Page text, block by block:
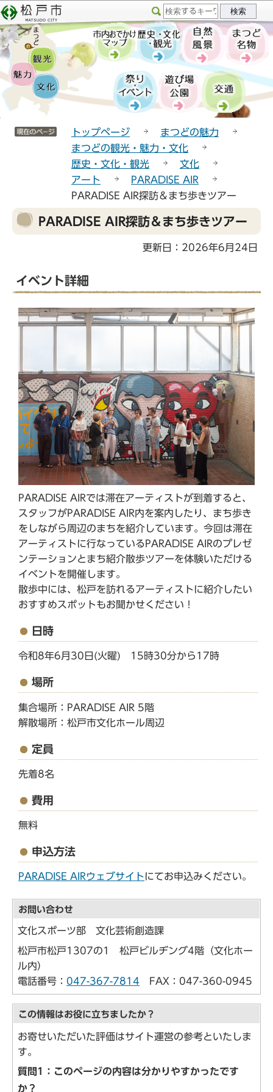
こ
の
ペ
ー
ジ
の
先
サ
イ
ト
メ
ニ
ュ
ー
このページの本文へ移動
サイトメニューここまで
トップページ
まつどの魅力
まつどの観光・魅力・文化
歴史・文化・観光
文化
アート
PARADISE AIR
PARADISE AIR探訪＆まち歩きツアー
本
文
ら
PARADISE AIR探訪＆まち歩きツアー
更新日：2026年6月24日
イベント詳細
PARADISE AIRでは滞在アーティストが到着すると、
スタッフがPARADISE AIR内を案内したり、まち歩き
をしながら周辺のまちを紹介しています。今回は滞在
アーティストに行なっているPARADISE AIRのプレゼ
ンテーションとまち紹介散歩ツアーを体験いただける
イベントを開催します。
散歩中には、松戸を訪れるアーティストに紹介したい
おすすめスポットもお聞かせください！
日時
令和8年6月30日(火曜) 15時30分から17時
場所
集合場所：PARADISE AIR 5階
解散場所：松戸市文化ホール周辺
定員
先着8名
費用
無料
申込方法
PARADISE AIRウェブサイトにてお申込みください。
お問い合わせ
文化スポーツ部 文化芸術創造課
松戸市松戸1307の1 松戸ビルヂング4階（文化ホー
ル内）
電話番号： 047-367-7814 FAX：047-360-0945
この情報はお役に立ちましたか？
お寄せいただいた評価はサイト運営の参考といたしま
す。
質問1：このページの内容は分かりやすかったです
か？